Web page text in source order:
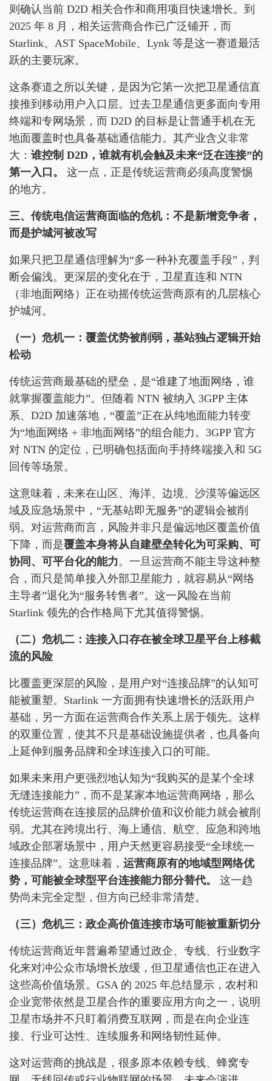
则确认当前 D2D 相关合作和商用项目快速增长。到
2025 年 8 月，相关运营商合作已广泛铺开，而
Starlink、AST SpaceMobile、Lynk 等是这一赛道最活
跃的主要玩家。
这条赛道之所以关键，是因为它第一次把卫星通信直
接推到移动用户入口层。过去卫星通信更多面向专用
终端和专网场景，而 D2D 的目标是让普通手机在无
地面覆盖时也具备基础通信能力。其产业含义非常
大： 谁控制 D2D，谁就有机会触及未来“泛在连接”的
第一入口。
这一点，正是传统运营商必须高度警惕
的地方。
三、传统电信运营商面临的危机：不是新增竞争者，
而是护城河被改写
如果只把卫星通信理解为“多一种补充覆盖手段”，判
断会偏浅。更深层的变化在于，卫星直连和 NTN
（非地面网络）正在动摇传统运营商原有的几层核心
护城河。
（一）危机一：覆盖优势被削弱，基站独占逻辑开始
松动
传统运营商最基础的壁垒，是“谁建了地面网络，谁
就掌握覆盖能力”。但随着 NTN 被纳入 3GPP 主体
系、D2D 加速落地，“覆盖”正在从纯地面能力转变
为“地面网络 + 非地面网络”的组合能力。3GPP 官方
对 NTN 的定位，已明确包括面向手持终端接入和 5G
回传等场景。
这意味着，未来在山区、海洋、边境、沙漠等偏远区
域及应急场景中，“无基站即无服务”的逻辑会被削
弱。对运营商而言，风险并非只是偏远地区覆盖价值
下降，而是覆盖本身将从自建壁垒转化为可采购、可
协同、可平台化的能力。一旦运营商不能主导这种整
合，而只是简单接入外部卫星能力，就容易从“网络
主导者”退化为“服务转售者”。这一风险在当前
Starlink 领先的合作格局下尤其值得警惕。
（二）危机二：连接入口存在被全球卫星平台上移截
流的风险
比覆盖更深层的风险，是用户对“连接品牌”的认知可
能被重塑。Starlink 一方面拥有快速增长的活跃用户
基础，另一方面在运营商合作关系上居于领先。这样
的双重位置，使其不只是基础设施提供者，也具备向
上延伸到服务品牌和全球连接入口的可能。
如果未来用户更强烈地认知为“我购买的是某个全球
无缝连接能力”，而不是某家本地运营商网络，那么
传统运营商在连接层的品牌价值和议价能力就会被削
弱。尤其在跨境出行、海上通信、航空、应急和跨地
域政企部署场景中，用户天然更容易接受“全球统一
连接品牌”。这意味着， 运营商原有的地域型网络优
势，可能被全球型平台连接能力部分替代。
这一趋
势尚未完全定型，但方向已经非常清楚。
（三）危机三：政企高价值连接市场可能被重新切分
传统运营商近年普遍希望通过政企、专线、行业数字
化来对冲公众市场增长放缓，但卫星通信也正在进入
这些高价值场景。GSA 的 2025 年总结显示，农村和
企业宽带依然是卫星合作的重要应用方向之一，说明
卫星市场并不只盯着消费互联网，而是在向企业连
接、行业可达性、连续服务和网络韧性延伸。
这对运营商的挑战是，很多原本依赖专线、蜂窝专